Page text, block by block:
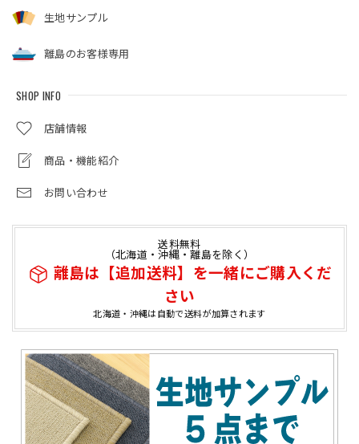
生地サンプル
離島のお客様専用
SHOP INFO
店舗情報
商品・機能紹介
お問い合わせ
送料無料
（北海道・沖縄・離島を除く）
離島は【追加送料】を一緒にご購入くだ
さい
北海道・沖縄は自動で送料が加算されます